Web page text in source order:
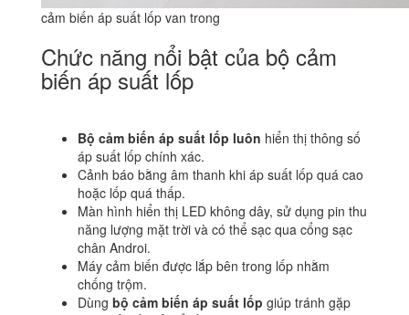
cảm biến áp suất lốp van trong
Chức năng nổi bật của bộ cảm
biến áp suất lốp
Bộ cảm biến áp suất lốp luôn hiển thị thông số
áp suất lốp chính xác.
Cảnh báo bằng âm thanh khi áp suất lốp quá cao
hoặc lốp quá thấp.
Màn hình hiển thị LED không dây, sử dụng pin thu
năng lượng mặt trời và có thể sạc qua cổng sạc
chân Androi.
Máy cảm biến được lắp bên trong lốp nhằm
chống trộm.
Dùng bộ cảm biến áp suất lốp giúp tránh gặp